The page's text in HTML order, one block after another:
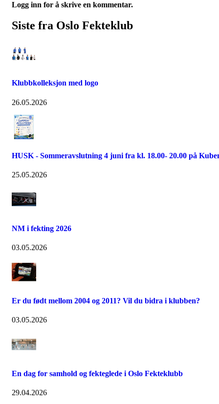
Logg inn for å skrive en kommentar.
Siste fra Oslo Fekteklub
Klubbkolleksjon med logo
26.05.2026
HUSK - Sommeravslutning 4 juni fra kl. 18.00- 20.00 på
25.05.2026
NM i fekting 2026
03.05.2026
Er du født mellom 2004 og 2011? Vil du bidra i klubben?
03.05.2026
En dag for samhold og fekteglede i Oslo Fekteklubb
29.04.2026